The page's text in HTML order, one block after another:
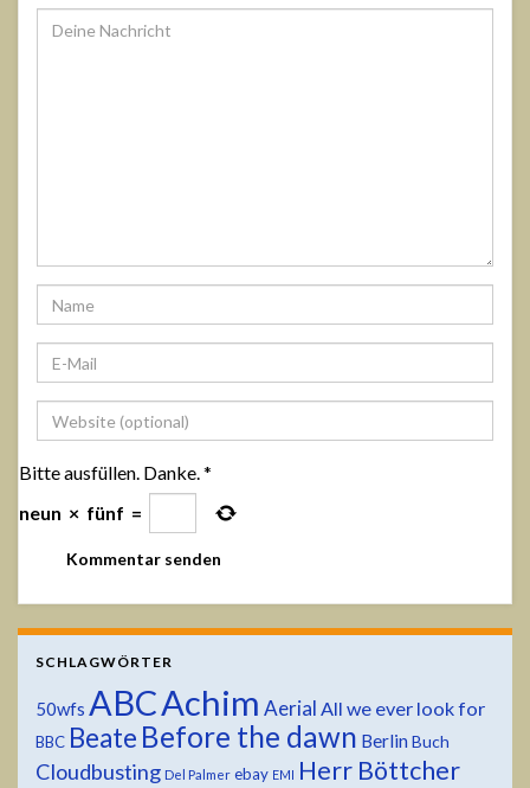
Bitte ausfüllen. Danke.*
neun × fünf =
SCHLAGWÖRTER
50wfs ABCAchim Aerial All we ever look for
BBC Beate Before the dawn Berlin Buch
Cloudbusting Del Palmer ebay EMI Herr Böttcher